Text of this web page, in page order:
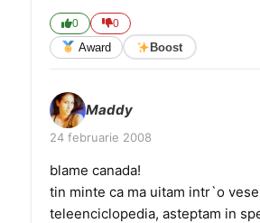
0 0
Award Boost
Maddy
24 februarie 2008
blame canada!
tin minte ca ma uitam intr`o
teleenciclopedia, asteptam in